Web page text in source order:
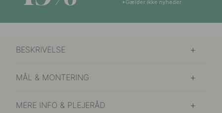
*Gælder ikke nyheder
BESKRIVELSE
MÅL & MONTERING
MERE INFO & PLEJERÅD